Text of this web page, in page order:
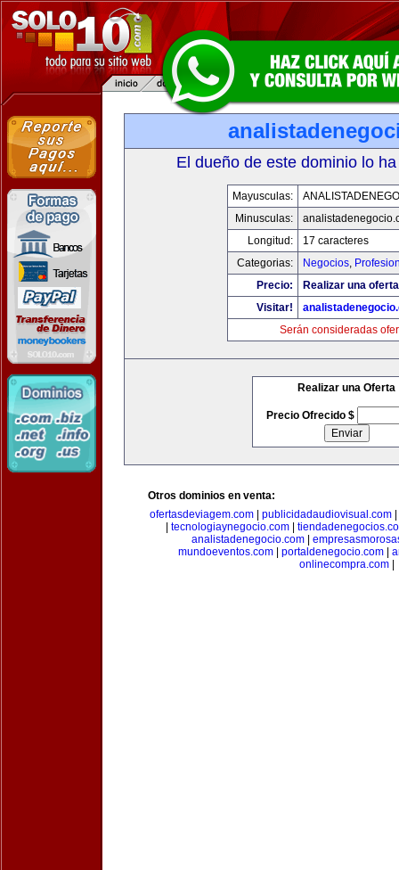
El dueño de este dominio lo
Mayusculas:
Minusculas:
Longitud:
17 caracteres
Categorias:
Negocios,
Precio:
Realizar una
Visitar!
Serán consideradas
Realizar una Oferta
Precio Ofrecido $
Otros dominios en venta:
ofertasdeviagem.com| publicidadaudiovisual.com|
tecnologiaynegocio.com
analistadenegocio.com
mundoeventos.com| portaldenegocio.com|
onlinecompra.com|